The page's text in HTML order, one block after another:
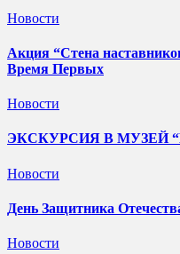
Новости
Акция “Стена
Время Первых
Новости
ЭКСКУРСИЯ В МУЗЕЙ
Новости
День Защитника
Новости